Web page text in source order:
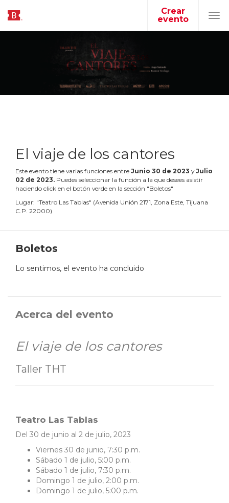
Crear
evento
El viaje de los cantores
Este evento tiene varias funciones entre Junio 30 de 2023 yJulio
02 de 2023. Puedes seleccionar la función a la que desees asistir
haciendo click en el botón verde en la sección "Boletos"
Lugar: "Teatro Las Tablas" (Avenida Unión 2171, Zona Este, Tijuana
C.P. 22000)
Boletos
Lo sentimos, el evento ha concluido
Acerca del evento
El viaje de los cantores
Taller THT
Teatro Las Tablas
Del 30 de junio al 2 de julio, 2023
Viernes 30 de junio, 7:30 p.m.
Sábado 1 de julio, 5:00 p.m.
Sábado 1 de julio, 7:30 p.m.
Domingo 1 de julio, 2:00 p.m.
Domingo 1 de julio, 5:00 p.m.